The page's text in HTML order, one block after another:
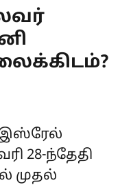
இஸ்ரேல்
28-ந்தேதி
முதல்